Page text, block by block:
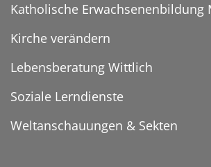
Katholische Erwachsenenbildung
Kirche verändern
Lebensberatung Wittlich
Soziale Lerndienste
Weltanschauungen & Sekten